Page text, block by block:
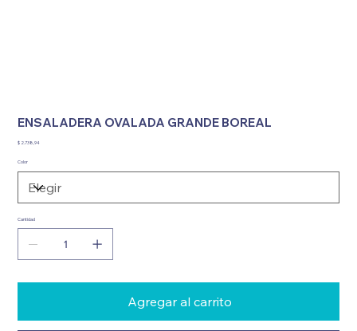
ENSALADERA OVALADA GRANDE BOREAL
Precio
$ 2.738,94
Color
Cantidad
Agregar al carrito